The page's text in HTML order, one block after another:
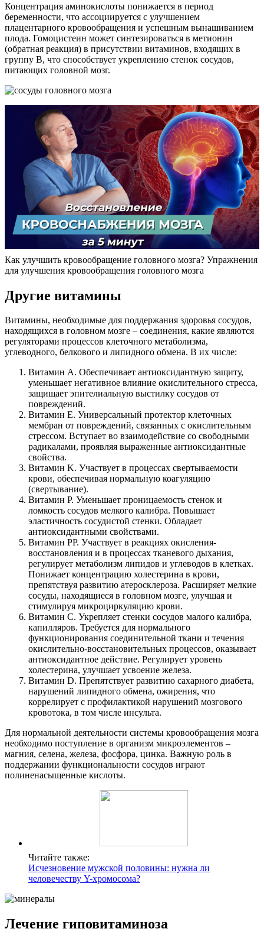
Концентрация аминокислоты понижается в период
беременности, что ассоциируется с улучшением
плацентарного кровообращения и успешным вынашиванием
плода. Гомоцистеин может синтезироваться в метионин
(обратная реакция) в присутствии витаминов, входящих в
группу B, что способствует укреплению стенок сосудов,
питающих головной мозг.
Как улучшить кровообращение головного мозга? Упражнения
для улучшения кровообращения головного мозга
Другие витамины
Витамины, необходимые для поддержания здоровья сосудов,
находящихся в головном мозге – соединения, какие являются
регуляторами процессов клеточного метаболизма,
углеводного, белкового и липидного обмена. В их числе:
Витамин A. Обеспечивает антиоксидантную защиту,
уменьшает негативное влияние окислительного стресса,
защищает эпителиальную выстилку сосудов от
повреждений.
Витамин E. Универсальный протектор клеточных
мембран от повреждений, связанных с окислительным
стрессом. Вступает во взаимодействие со свободными
радикалами, проявляя выраженные антиоксидантные
свойства.
Витамин K. Участвует в процессах свертываемости
крови, обеспечивая нормальную коагуляцию
(свертывание).
Витамин P. Уменьшает проницаемость стенок и
ломкость сосудов мелкого калибра. Повышает
эластичность сосудистой стенки. Обладает
антиоксидантными свойствами.
Витамин PP. Участвует в реакциях окисления-
восстановления и в процессах тканевого дыхания,
регулирует метаболизм липидов и углеводов в клетках.
Понижает концентрацию холестерина в крови,
препятствуя развитию атеросклероза. Расширяет мелкие
сосуды, находящиеся в головном мозге, улучшая и
стимулируя микроциркуляцию крови.
Витамин C. Укрепляет стенки сосудов малого калибра,
капилляров. Требуется для нормального
функционирования соединительной ткани и течения
окислительно-восстановительных процессов, оказывает
антиоксидантное действие. Регулирует уровень
холестерина, улучшает усвоение железа.
Витамин D. Препятствует развитию сахарного диабета,
нарушений липидного обмена, ожирения, что
коррелирует с профилактикой нарушений мозгового
кровотока, в том числе инсульта.
Для нормальной деятельности системы кровообращения мозга
необходимо поступление в организм микроэлементов –
магния, селена, железа, фосфора, цинка. Важную роль в
поддержании функциональности сосудов играют
полиненасыщенные кислоты.
Читайте также:
Исчезновение мужской половины: нужна ли
человечеству Y-хромосома?
Лечение гиповитаминоза